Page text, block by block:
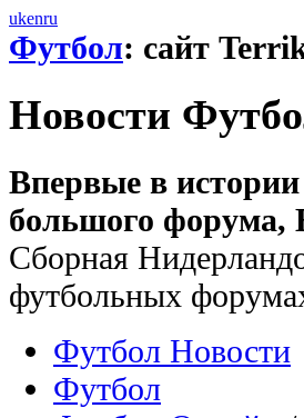
ukenru
Футбол: сайт
Новости
Впервые в
большого форума,
Сборная
футбольных
Футбол Новости
Футбол